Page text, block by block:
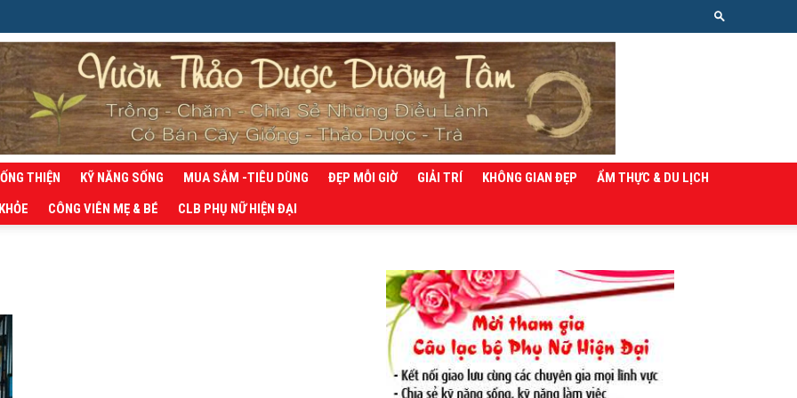
THIỆN KỸ NĂNG SỐNG MUA SẮM -TIÊU DÙNG ĐẸP MỖI GIỜ GIẢI TRÍ KHÔNG GIAN ĐẸP
ẨM THỰC & DU LỊCH
CÔNG VIÊN MẸ & BÉ CLB PHỤ NỮ HIỆN ĐẠI